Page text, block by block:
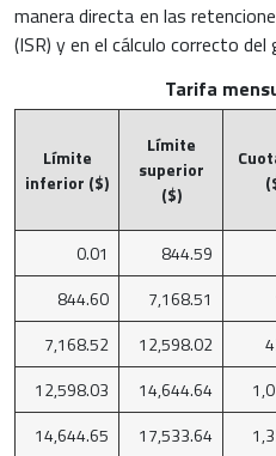
manera directa en las
(ISR) y en el cálculo correcto del
Tarifa
Límite
inferior ($)
Límite
superior
($)
0.01
844.59
844.60
7,168.51
7,168.52
12,598.02
12,598.03
14,644.64
14,644.65
17,533.64